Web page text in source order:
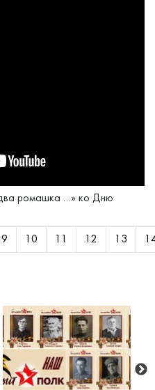
ромашка …» ко Дню
9 10 12 13